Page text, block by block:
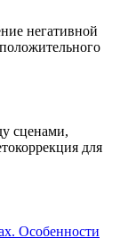
негативной
сценами,
для